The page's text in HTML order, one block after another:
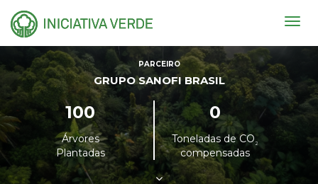
PARCEIRO
GRUPO SANOFI BRASIL
100
Árvores
Plantadas
0
Toneladas de CO²
compensadas